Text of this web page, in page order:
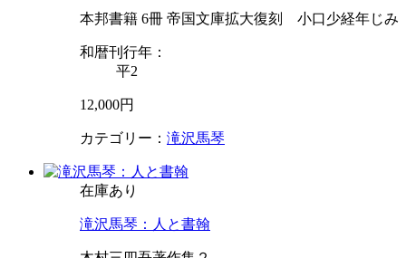
本邦書籍 6冊 帝国文庫拡大復刻 小口少経年じみ
和暦刊行年：
平2
12,000円
カテゴリー： 滝沢馬琴
在庫あり
滝沢馬琴：人と書翰